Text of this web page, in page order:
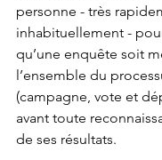
personne - très
inhabituellement -
qu’une enquête soit
l’ensemble du
(campagne, vote et
avant toute
de ses résultats.